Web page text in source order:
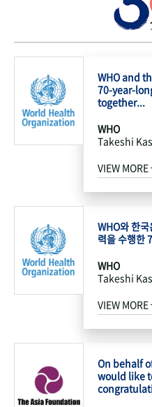
WHO and
70-year-
together...
WHO
Takeshi
VIEW MORE
WHO와 한
력을 수행한
WHO
Takeshi
VIEW MORE
On behalf
would like